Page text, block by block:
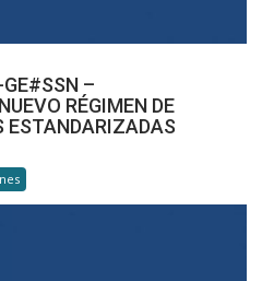
–
RÉGIMEN DE
ESTANDARIZADAS